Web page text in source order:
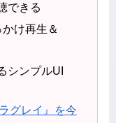
できる
け再生＆
シンプルUI
グレイ』を今